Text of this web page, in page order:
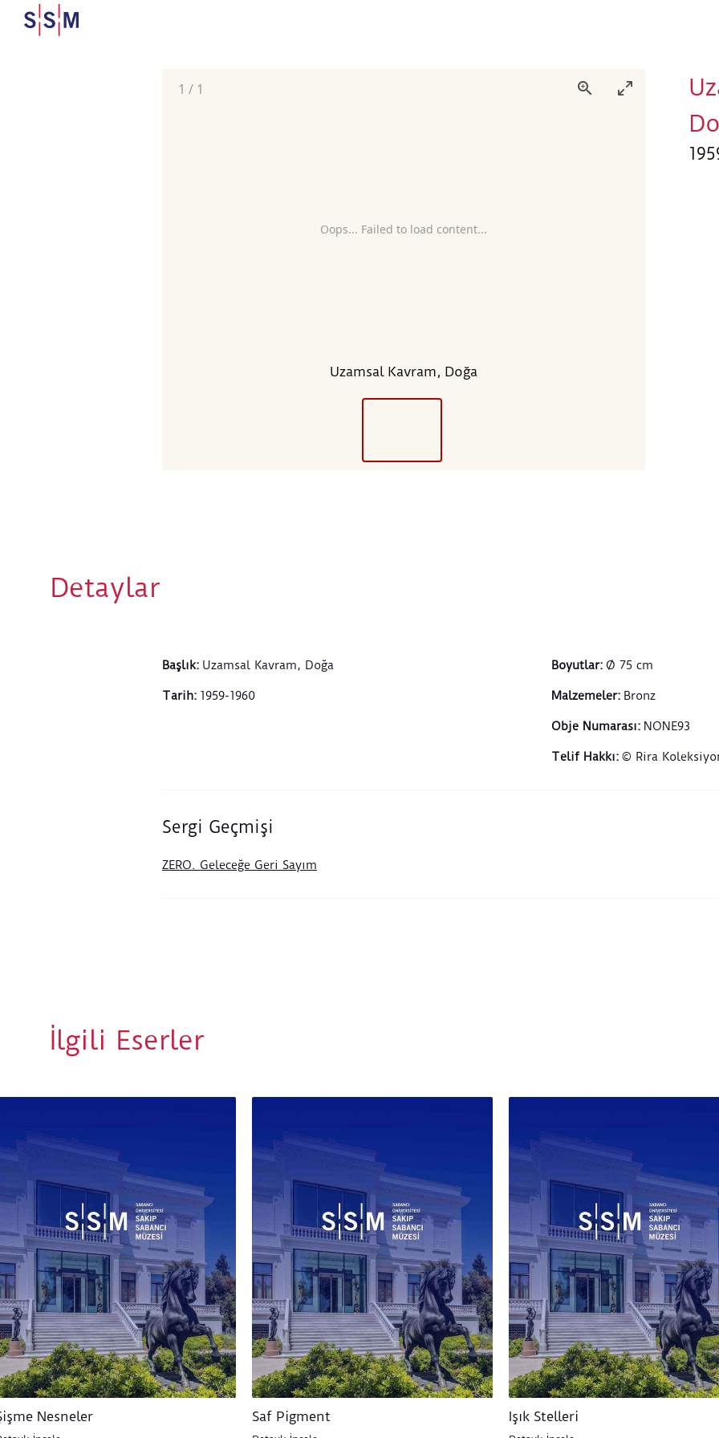
Oops... Failed to load content...
1 / 1
Uzamsal Kavram, Doğa
Detaylar
Başlık: Uzamsal Kavram, Doğa
Tarih: 1959-1960
Boyutlar: Ø 75 cm
Malzemeler: Bronz
Obje Numarası: NONE93
Telif Hakkı: © Rira
Sergi Geçmişi
ZERO. Geleceğe Geri Sayım
İlgili Eserler
Nesneler Saf Pigment Işık Stelleri